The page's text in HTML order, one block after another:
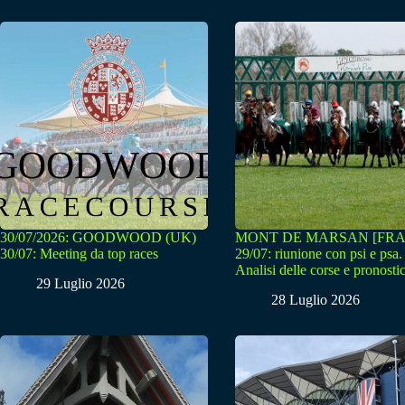
30/07/2026: GOODWOOD (UK)
30/07: Meeting da top races
29 Luglio 2026
MONT DE MARSAN
29/07: riunione con psi e psa.
Analisi delle corse e
28 Luglio 2026